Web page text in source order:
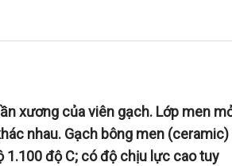
xương của viên gạch. Lớp men
nhau. Gạch bông men (ceramic)
độ C; có độ chịu lực cao tuy